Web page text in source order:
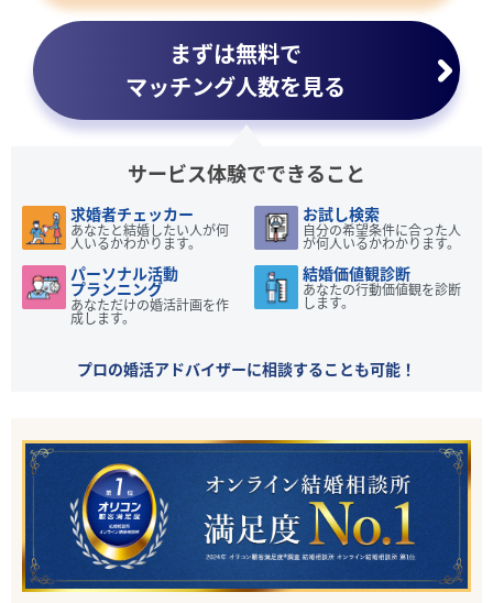
まずは無料で
マッチング人数を見る
サービス体験でできること
求婚者チェッカー
あなたと結婚したい人が何
人いるかわかります。
お試し検索
自分の希望条件に合った人
が何人いるかわかります。
パーソナル活動
プランニング
あなただけの婚活計画を作
成します。
結婚価値観診断
あなたの行動価値観を診断
します。
プロの婚活アドバイザーに相談することも可能！